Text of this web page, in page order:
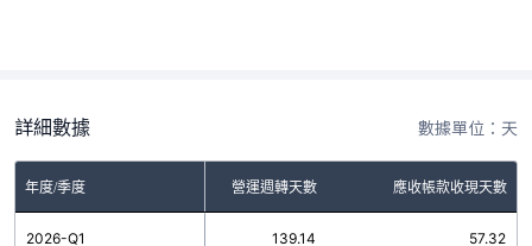
詳細數據 數據單位：天
年度/季度
存貨週轉天數 營運週轉天數 應收帳款收現天數
2026-Q1 139.14 57.32